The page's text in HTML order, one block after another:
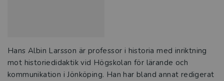
Hans Albin Larsson är professor i historia med inriktning
mot historiedidaktik vid Högskolan för lärande och
kommunikation i Jönköping. Han har bland annat redigerat